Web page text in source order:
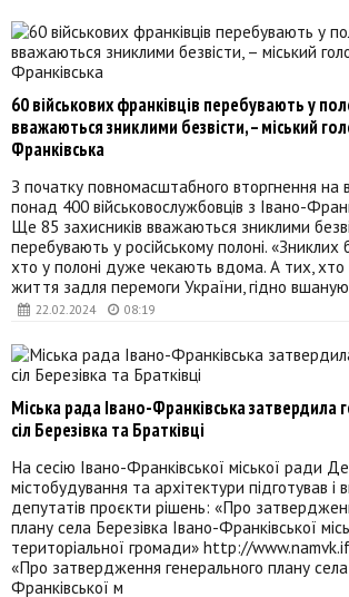
22.02.2024 08:19
60 військових франківців перебувають у
вважаються зниклими безвісти, – міський
Франківська
З початку повномасштабного вторгнення на
понад 400 військовослужбовців з Івано-
Ще 85 захисників вважаються зниклими
перебувають у російському полоні. «Зниклих
хто у полоні дуже чекають вдома. А тих, хто
життя задля перемоги України, гідно
Міська рада Івано-Франківська затвердила
сіл Березівка та Братківці
На сесію Івано-Франківської міської ради
містобудування та архітектури підготував і
депутатів проєкти рішень: «Про
плану села Березівка Івано-Франківської
територіальної громади» http://
«Про затвердження генерального плану села
Франківської м